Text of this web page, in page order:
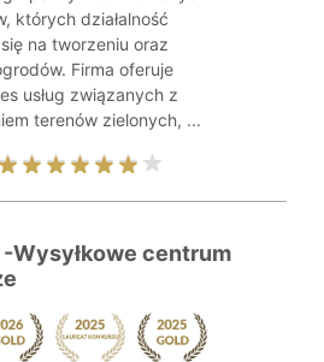
których działalność
na tworzeniu oraz
Firma oferuje
usług związanych z
terenów zielonych, ...
Wysyłkowe centrum